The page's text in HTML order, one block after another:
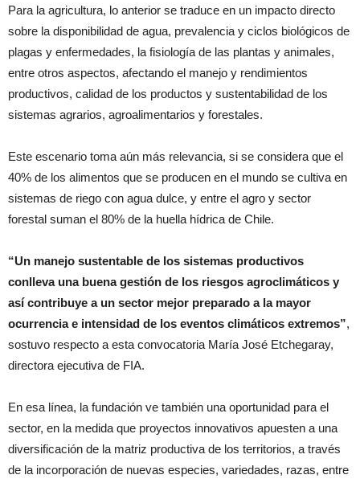
Para la agricultura, lo anterior se traduce en un impacto directo
sobre la disponibilidad de agua, prevalencia y ciclos biológicos de
plagas y enfermedades, la fisiología de las plantas y animales,
entre otros aspectos, afectando el manejo y rendimientos
productivos, calidad de los productos y sustentabilidad de los
sistemas agrarios, agroalimentarios y forestales.
Este escenario toma aún más relevancia, si se considera que el
40% de los alimentos que se producen en el mundo se cultiva en
sistemas de riego con agua dulce, y entre el agro y sector
forestal suman el 80% de la huella hídrica de Chile.
“Un manejo sustentable de los sistemas productivos
conlleva una buena gestión de los riesgos agroclimáticos y
así contribuye a un sector mejor preparado a la mayor
ocurrencia e intensidad de los eventos climáticos extremos”,
sostuvo respecto a esta convocatoria María José Etchegaray,
directora ejecutiva de FIA.
En esa línea, la fundación ve también una oportunidad para el
sector, en la medida que proyectos innovativos apuesten a una
diversificación de la matriz productiva de los territorios, a través
de la incorporación de nuevas especies, variedades, razas, entre